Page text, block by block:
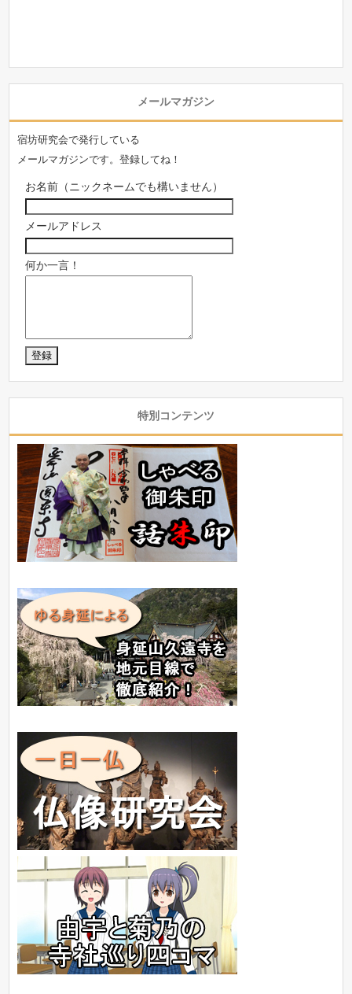
メールマガジン
宿坊研究会で発行している
メールマガジンです。登録してね！
お名前（ニックネームでも構いません）
メールアドレス
何か一言！
特別コンテンツ